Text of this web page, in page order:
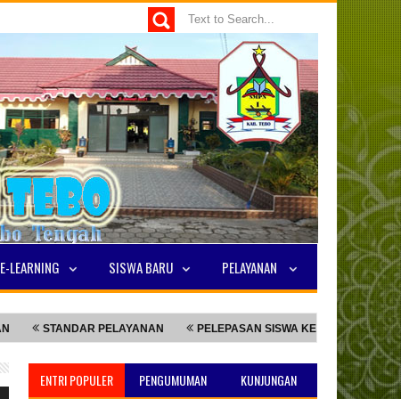
E-LEARNING SISWA BARU PELAYANAN
STANDAR PELAYANAN PELEPASAN SISWA KELAS 9 NILAI TKA
ENTRI POPULER PENGUMUMAN KUNJUNGAN